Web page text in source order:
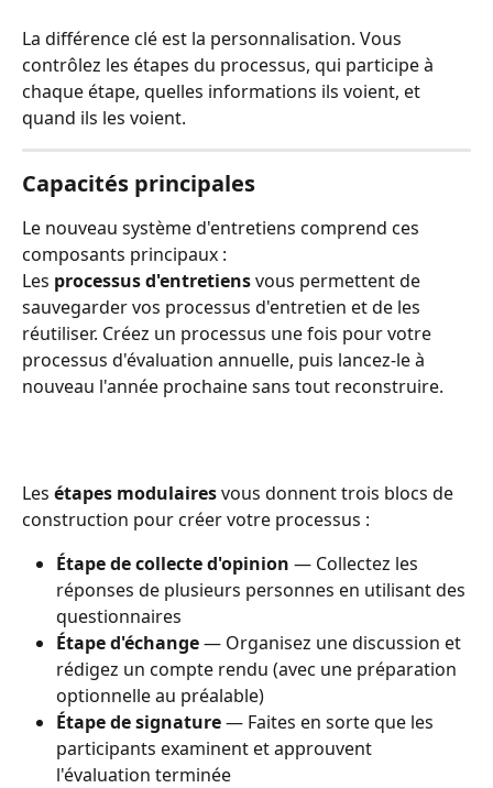
La différence clé est la personnalisation. Vous
contrôlez les étapes du processus, qui participe à
chaque étape, quelles informations ils voient, et
quand ils les voient.
Capacités principales
Le nouveau système d'entretiens comprend ces
composants principaux :
Les processus d'entretiens vous permettent de
sauvegarder vos processus d'entretien et de les
réutiliser. Créez un processus une fois pour votre
processus d'évaluation annuelle, puis lancez-le à
nouveau l'année prochaine sans tout reconstruire.
Les étapes modulaires vous donnent trois blocs de
construction pour créer votre processus :
Étape de collecte d'opinion — Collectez les
réponses de plusieurs personnes en utilisant des
questionnaires
Étape d'échange — Organisez une discussion et
rédigez un compte rendu (avec une préparation
optionnelle au préalable)
Étape de signature — Faites en sorte que les
participants examinent et approuvent
l'évaluation terminée